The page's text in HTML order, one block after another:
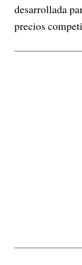
desarrollada
precios